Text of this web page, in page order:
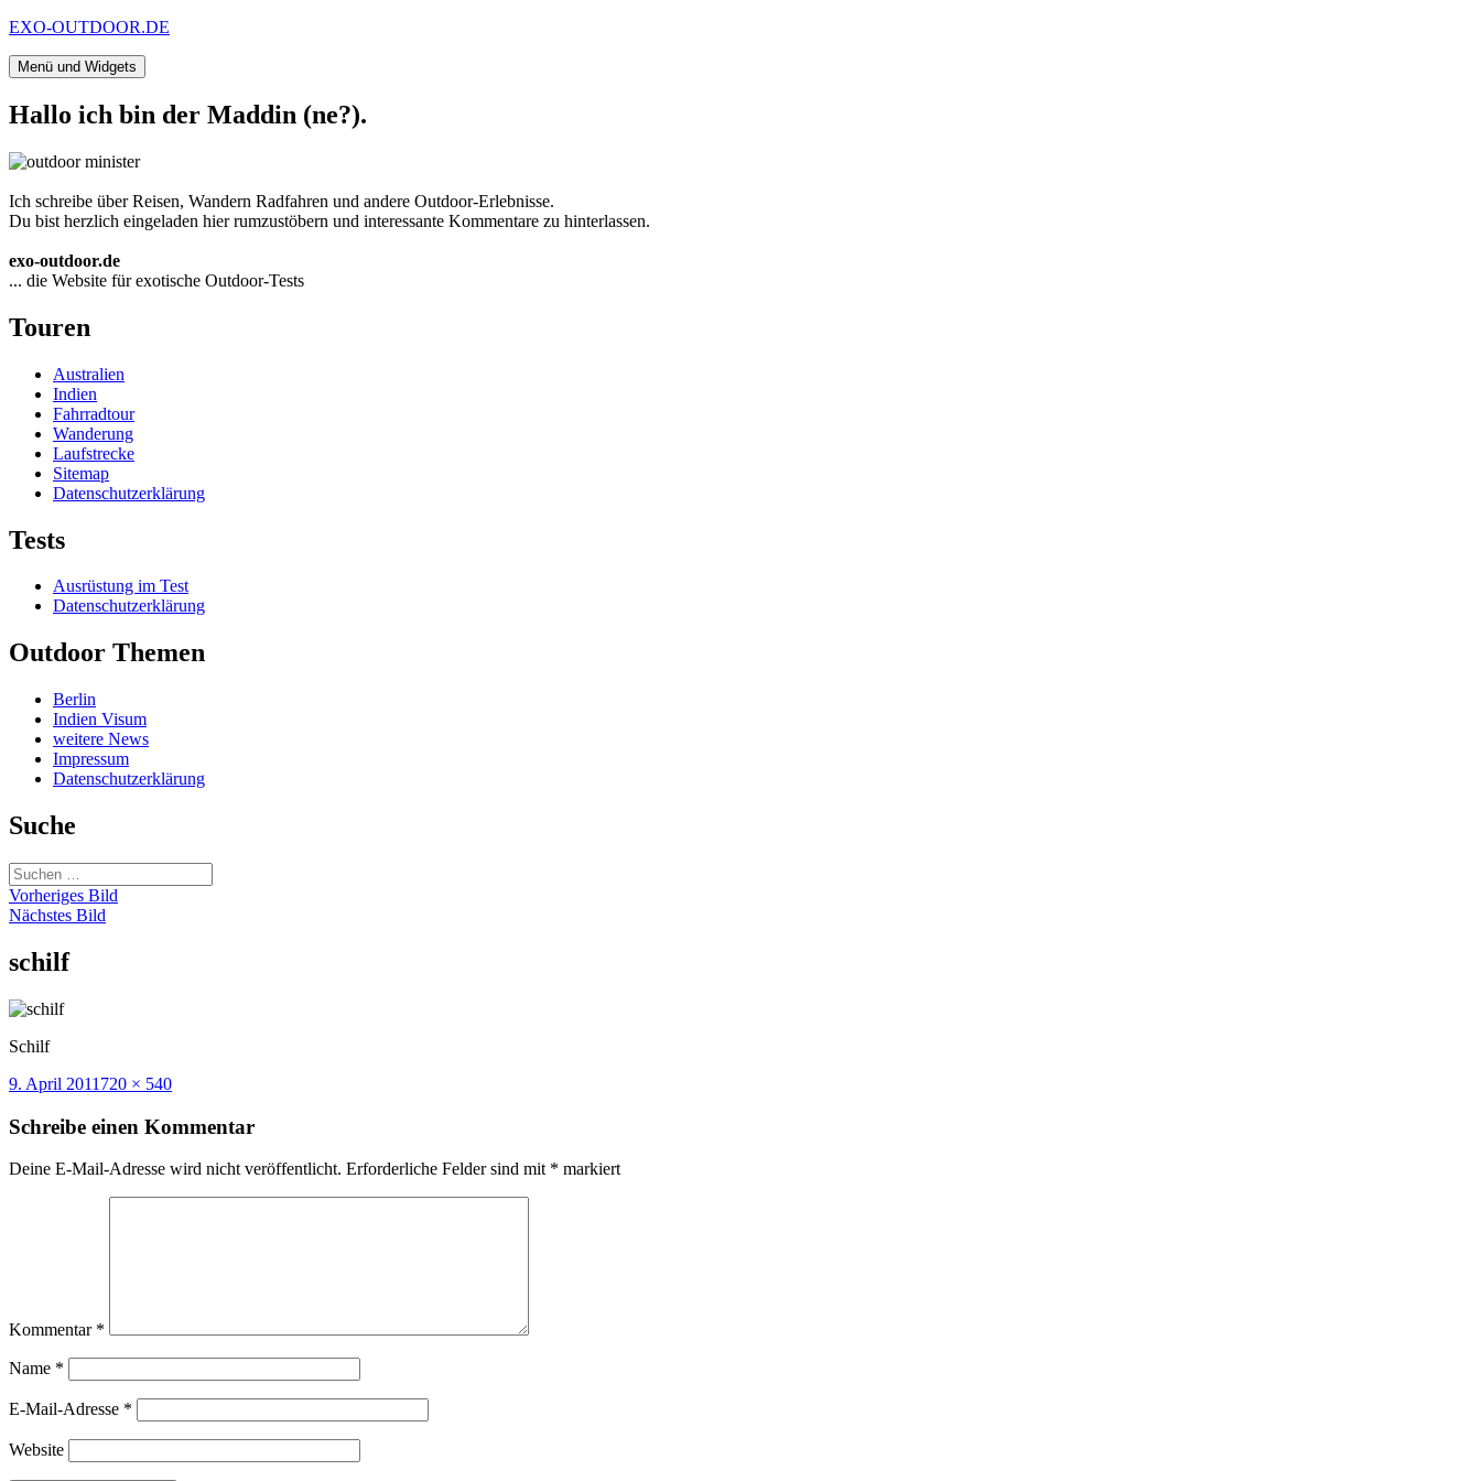
Zum
springen
EXO-OUTDOOR.DE
Menü und Widgets
Hallo ich bin der Maddin (ne?).
Ich schreibe über Reisen, Wandern Radfahren und andere Outdoor-Erlebnisse.
Du bist herzlich eingeladen hier rumzustöbern und interessante Kommentare zu hinterlassen.
exo-outdoor.de
... die Website für exotische Outdoor-Tests
Touren
Australien
Indien
Fahrradtour
Wanderung
Laufstrecke
Sitemap
Datenschutzerklärung
Tests
Ausrüstung im Test
Datenschutzerklärung
Outdoor Themen
Berlin
Indien Visum
weitere News
Impressum
Datenschutzerklärung
Suche
Suchen
nach:
Vorheriges Bild
Nächstes Bild
schilf
Schilf
Veröffentlicht
9. April 2011 Volle
720 × 540
Schreibe einen Kommentar
Deine E-Mail-Adresse wird nicht veröffentlicht. Erforderliche Felder sind mit * markiert
Kommentar *
Name *
E-Mail-Adresse *
Website